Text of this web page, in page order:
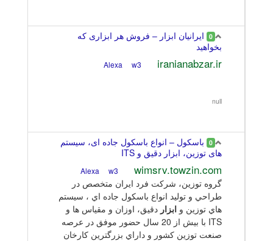
0 ایرانیان ابزار – فروش هر ابزاری که
بخواهید
iranianabzar.ir
w3
null
0 باسکول – انواع باسكول جاده ای، سیستم
های توزین، ابزار دقیق و ITS
wimsrv.towzin.com
w3
گروه توزين، شرکت فرد ایران متخصص در
طراحي و توليد انواع باسكول جاده اي ، سيستم
هاي توزين و ابزار دقيق، اوزان و مقياس ها و
ITS با بيش از 20 سال حضور موفق در عرصه
صنعت توزين كشور و داراي بزرگترين كارخان